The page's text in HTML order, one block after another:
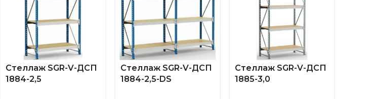
Стеллаж SGR-V-ДСП
1884-2,5
Стеллаж SGR-V-ДСП
1884-2,5-DS
Стеллаж SGR-V-ДСП
1885-3,0